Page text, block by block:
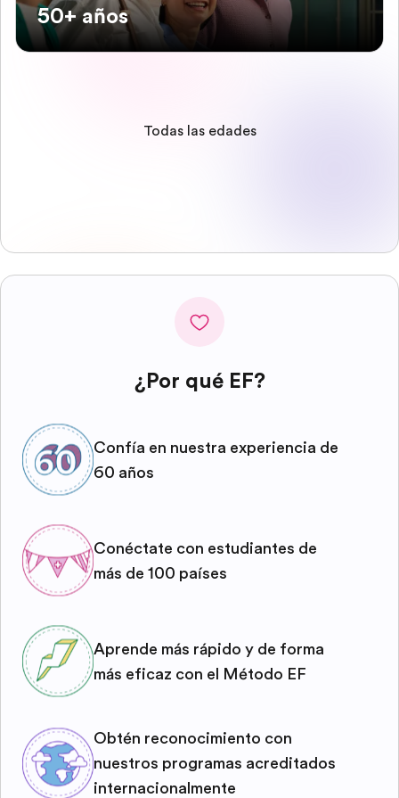
50+ años
Todas las edades
¿Por qué EF?
Confía en nuestra experiencia de
60 años
Conéctate con estudiantes de
más de 100 países
Aprende más rápido y de forma
más eficaz con el Método EF
Obtén reconocimiento con
nuestros programas acreditados
internacionalmente